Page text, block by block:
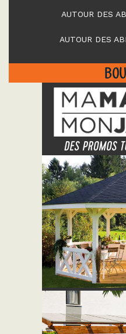
AUTOUR DES
AUTOUR DES